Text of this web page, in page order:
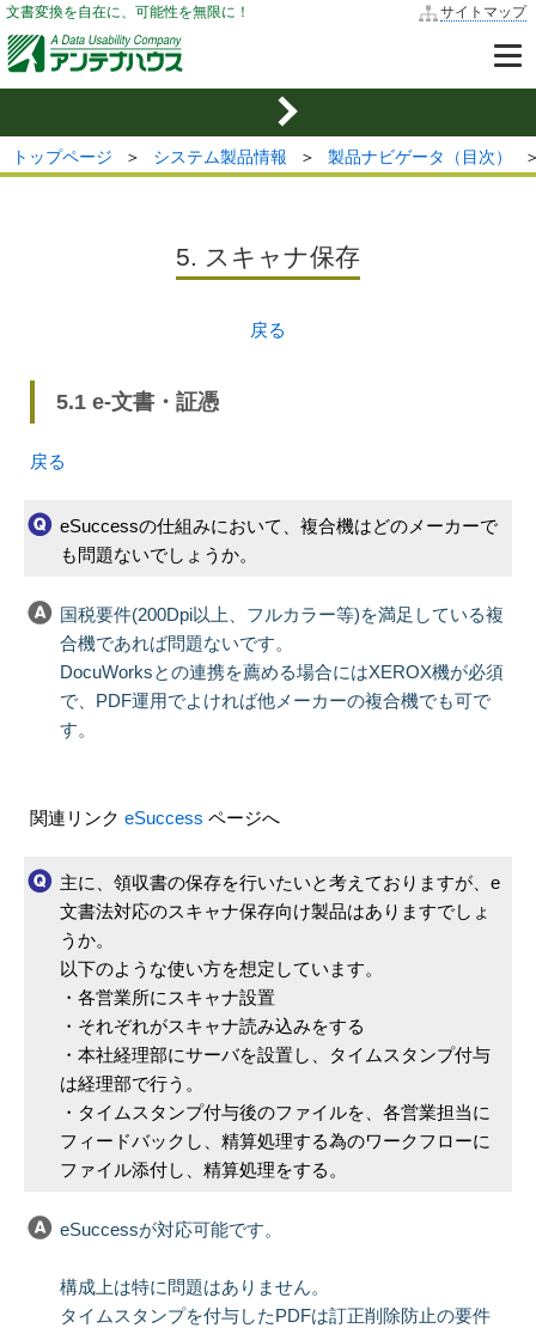
文書変換を自在に、可能性を無限に！ サイトマップ
トップページ ＞ システム製品情報 ＞ 製品ナビゲータ（目次）
5. スキャナ保存
戻る
5.1 e-文書・証憑
戻る
eSuccessの仕組みにおいて、複合機はどのメーカーで
も問題ないでしょうか。
国税要件(200Dpi以上、フルカラー等)を満足している複
合機であれば問題ないです。
DocuWorksとの連携を薦める場合にはXEROX機が必須
で、PDF運用でよければ他メーカーの複合機でも可で
す。
関連リンク eSuccess ページへ
主に、領収書の保存を行いたいと考えておりますが、e
文書法対応のスキャナ保存向け製品はありますでしょ
うか。
以下のような使い方を想定しています。
・各営業所にスキャナ設置
・それぞれがスキャナ読み込みをする
・本社経理部にサーバを設置し、タイムスタンプ付与
は経理部で行う。
・タイムスタンプ付与後のファイルを、各営業担当に
フィードバックし、精算処理する為のワークフローに
ファイル添付し、精算処理をする。
eSuccessが対応可能です。
構成上は特に問題はありません。
タイムスタンプを付与したPDFは訂正削除防止の要件